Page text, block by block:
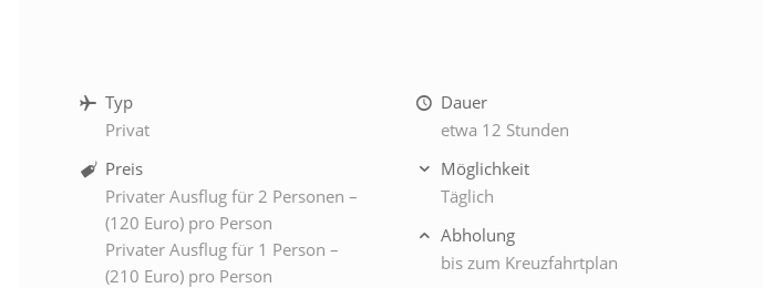
Typ
Privat
Preis
Privater Ausflug für 2 Personen –
(120 Euro) pro Person
Privater Ausflug für 1 Person –
(210 Euro) pro Person
Dauer
etwa 12 Stunden
Möglichkeit
Täglich
Abholung
bis zum Kreuzfahrtplan